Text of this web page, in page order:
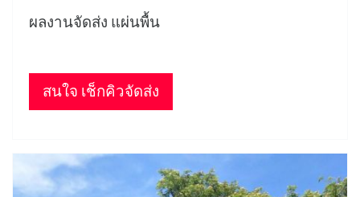
ผลงานจัดส่ง แผ่นพื้น
สนใจ เช็กคิวจัดส่ง